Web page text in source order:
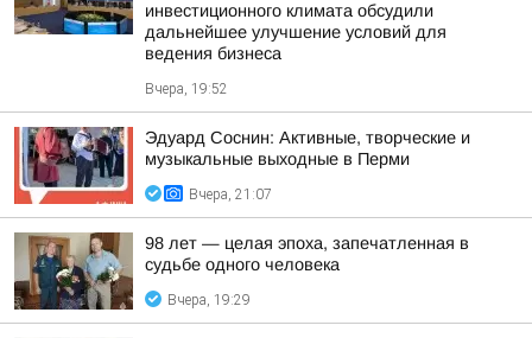
инвестиционного климата обсудили
дальнейшее улучшение условий для
ведения бизнеса
Вчера, 19:52
Эдуард Соснин: Активные, творческие и
музыкальные выходные в Перми
Вчера, 21:07
98 лет — целая эпоха, запечатленная в
судьбе одного человека
Вчера, 19:29